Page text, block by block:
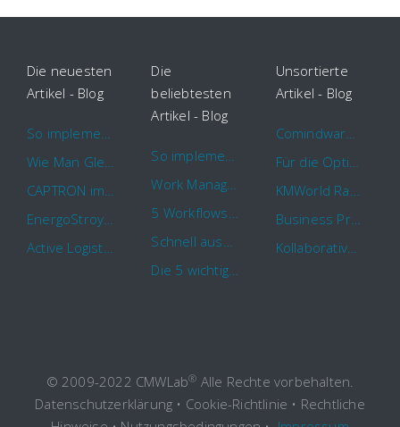
Die neuesten
Artikel - Blog
So implementieren Sie BPMS erfolgreich in Ihrem Unternehmen
Wie Man Gleichzeitig Mehrere Projekte Leitet – 5 Dinge Die Sie Wissen Sollten
CAPTRON implementiert Comindware für die durchgehende „Order to Assemble“-Prozessautomatisierung
EnergoStroyHolding wählt Comindware für die Optimierung seiner Finanz- und Vertriebsabläufe
Active Logistics steigert die Effizienz seiner Geschäftsprozesse mit Comindware
Die
beliebtesten
Artikel - Blog
So implementieren Sie BPMS erfolgreich in Ihrem Unternehmen
Work Management Tools und Online Collaboration
5 Workflows für Genehmigungsprozesse, die Sie mit Comindware Tracker automatisieren können
Schnell auszufüllende Vorlage für Urlaubsanträge und Krankmeldungen
Die 5 wichtigsten Vorteile eines guten Geschäftsprozessmanagement (GPM)
Unsortierte
Artikel - Blog
Comindware Project erweitert Funktionalitäten für Projektteams
Für die Optimierung von Arbeitsabläufen sind Cloud Automation Tools die erste Wahl
KMWorld Ranking: Comindware unter den TOP 100
Business Process Management mit MS Outlook
Kollaboratives Work Management von überall mit der neuen Comindware Tracker iOS-App
© 2009-2022 CMWLab® Alle Rechte vorbehalten.
Datenschutzerklärung • Cookie-Richtlinie • Rechtliche